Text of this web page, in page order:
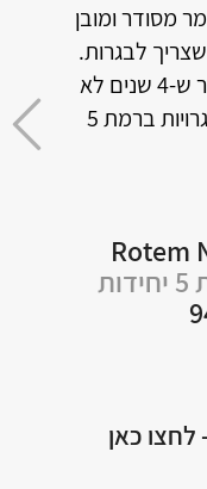
מסודר ומובן
לבגרות.
הצלחתי תוך חודש וחצי, לאחר ש-4 שנים לא
נגעתי במתמטיקה, לפתור בגרויות ברמת 5
Rotem
כאן